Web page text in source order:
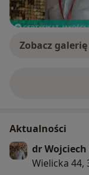
Zobacz galerię
Aktualności
dr Wojciech
Wielicka 44,